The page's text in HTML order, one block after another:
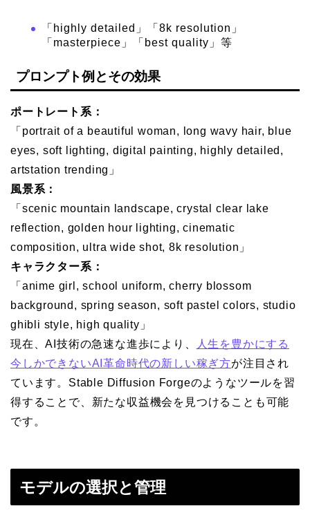
「highly detailed」「8k resolution」
「masterpiece」「best quality」等
プロンプト例とその効果
ポートレート系：
「portrait of a beautiful woman, long wavy hair, blue
eyes, soft lighting, digital painting, highly detailed,
artstation trending」
風景系：
「scenic mountain landscape, crystal clear lake
reflection, golden hour lighting, cinematic
composition, ultra wide shot, 8k resolution」
キャラクター系：
「anime girl, school uniform, cherry blossom
background, spring season, soft pastel colors, studio
ghibli style, high quality」
現在、AI技術の急速な進歩により、
人生を豊かにする
今しかできないAI革命時代の新しい稼ぎ方が注目され
ています。Stable Diffusion Forgeのようなツールを習
得することで、新たな収益機会を見つけることも可能
です。
モデルの選択と管理